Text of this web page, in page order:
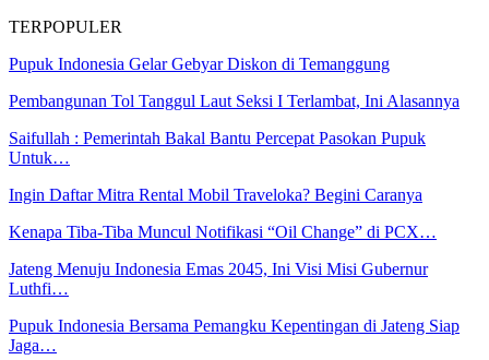
TERPOPULER
Pupuk Indonesia Gelar Gebyar Diskon di Temanggung
Pembangunan Tol Tanggul Laut Seksi I Terlambat, Ini Alasannya
Saifullah : Pemerintah Bakal Bantu Percepat Pasokan Pupuk
Untuk…
Ingin Daftar Mitra Rental Mobil Traveloka? Begini Caranya
Kenapa Tiba-Tiba Muncul Notifikasi “Oil Change” di PCX…
Jateng Menuju Indonesia Emas 2045, Ini Visi Misi Gubernur
Luthfi…
Pupuk Indonesia Bersama Pemangku Kepentingan di Jateng Siap
Jaga…